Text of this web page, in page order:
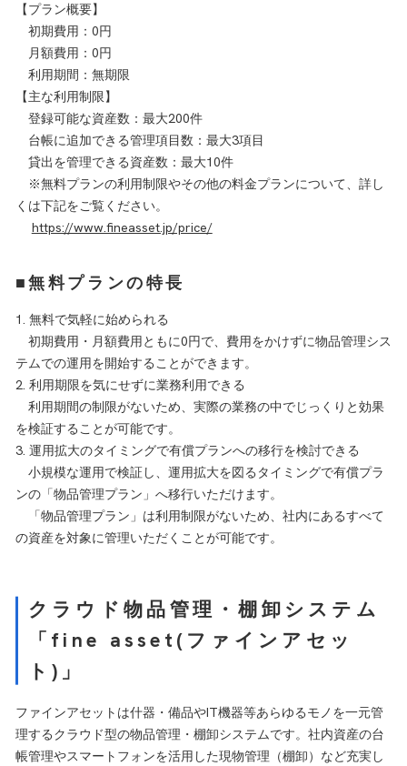
【プラン概要】
初期費用：0円
月額費用：0円
利用期間：無期限
【主な利用制限】
登録可能な資産数：最大200件
台帳に追加できる管理項目数：最大3項目
貸出を管理できる資産数：最大10件
※無料プランの利用制限やその他の料金プランについて、詳し
くは下記をご覧ください。
https://www.fineasset.jp/price/
■無料プランの特長
1. 無料で気軽に始められる
初期費用・月額費用ともに0円で、費用をかけずに物品管理シス
テムでの運用を開始することができます。
2. 利用期限を気にせずに業務利用できる
利用期間の制限がないため、実際の業務の中でじっくりと効果
を検証することが可能です。
3. 運用拡大のタイミングで有償プランへの移行を検討できる
小規模な運用で検証し、運用拡大を図るタイミングで有償プラ
ンの「物品管理プラン」へ移行いただけます。
「物品管理プラン」は利用制限がないため、社内にあるすべて
の資産を対象に管理いただくことが可能です。
クラウド物品管理・棚卸システム
「fine asset(ファインアセッ
ト)」
ファインアセットは什器・備品やIT機器等あらゆるモノを一元管
理するクラウド型の物品管理・棚卸システムです。社内資産の台
帳管理やスマートフォンを活用した現物管理（棚卸）など充実し